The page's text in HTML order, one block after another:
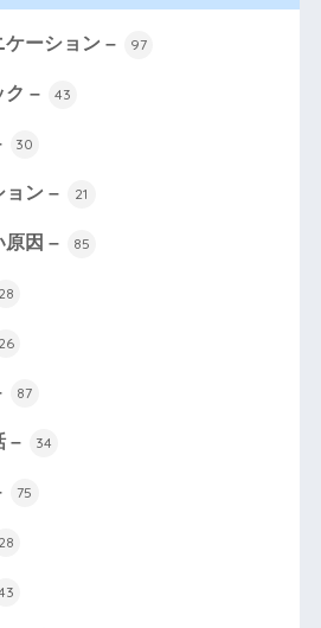
ケーション – 97
ク – 43
30
ョン – 21
原因 – 85
28
26
87
– 34
75
28